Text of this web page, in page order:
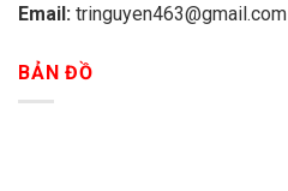
Email: tringuyen463@gmail.com
BẢN ĐỒ